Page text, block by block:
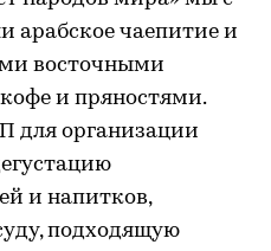
арабское чаепитие и
восточными
и пряностями.
для организации
и напитков,
подходящую